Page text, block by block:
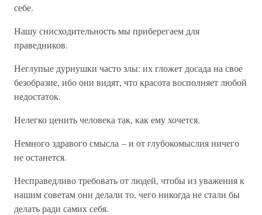
себе.
Нашу снисходительность мы приберегаем для
праведников.
Неглупые дурнушки часто злы: их гложет досада на свое
безобразие, ибо они видят, что красота восполняет любой
недостаток.
Нелегко ценить человека так, как ему хочется.
Немного здравого смысла – и от глубокомыслия ничего
не останется.
Несправедливо требовать от людей, чтобы из уважения к
нашим советам они делали то, чего никогда не стали бы
делать ради самих себя.